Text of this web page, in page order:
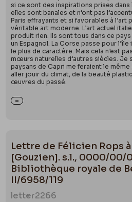
si ce sont des inspirations prises dans
elles sont banales et n’ont pas
Paris effrayants et si favorables à l’art
véritable art moderne. L’art actuel
produit rien. Ils sont tous dans ce pays
un Espagnol. La Corse passe pour
le plus de caractère. Mais cela n’est
mœurs naturelles d’autres siècles. Je
paysans de Capri me feraient le même
aller jouir du climat, de la beauté
œuvres du passé.
Lettre de Félicien Rops
[Gouzien]. s.l., 0000/00/
Bibliothèque royale de
II/6958/119
letter2266